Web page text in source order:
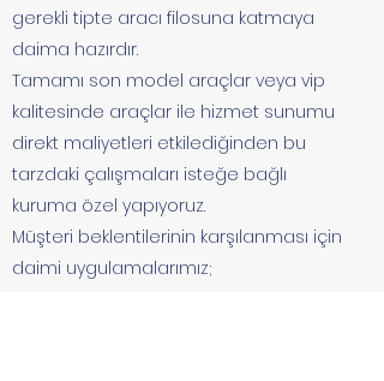
gerekli tipte aracı filosuna katmaya
daima hazırdır.
Tamamı son model araçlar veya vip
kalitesinde araçlar ile hizmet sunumu
direkt maliyetleri etkilediğinden bu
tarzdaki çalışmaları isteğe bağlı
kuruma özel yapıyoruz.
Müşteri beklentilerinin karşılanması için
daimi uygulamalarımız;